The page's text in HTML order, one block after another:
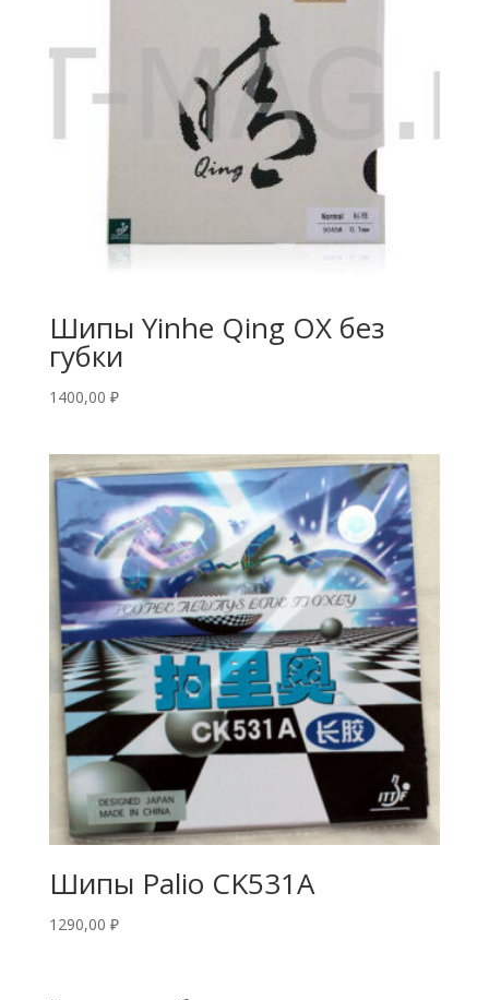
Шипы Yinhe Qing OX без
губки
1400,00 ₽
Шипы Palio CK531A
1290,00 ₽